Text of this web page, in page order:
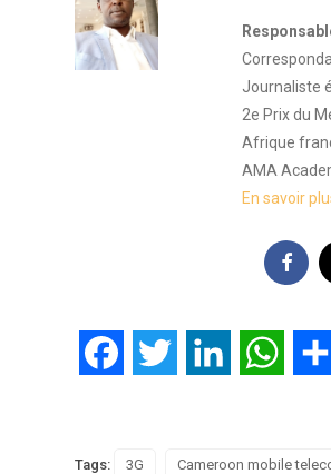
Journaliste
2e Prix du
Afrique
AMA
En savoir
FacebookTwitter LinkedIn
Tags: 3G Cameroon mobile